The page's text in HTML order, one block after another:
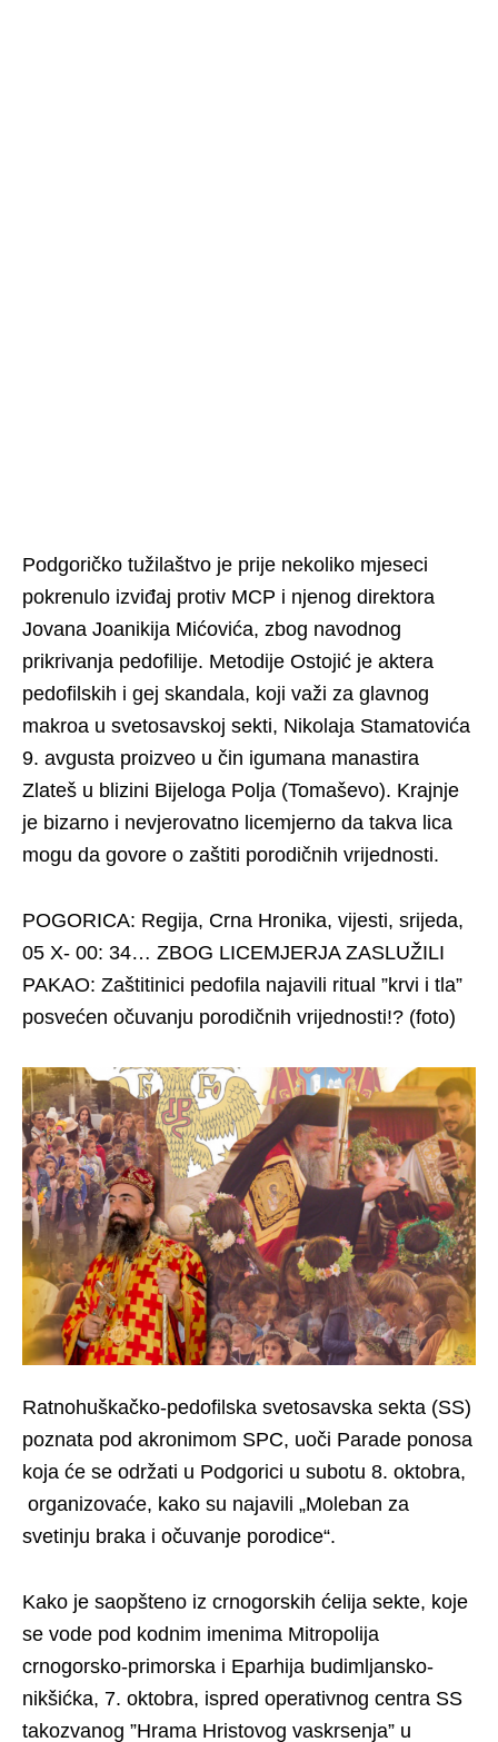
Podgoričko tužilaštvo je prije nekoliko mjeseci
pokrenulo izviđaj protiv MCP i njenog direktora
Jovana Joanikija Mićovića, zbog navodnog
prikrivanja pedofilije. Metodije Ostojić je aktera
pedofilskih i gej skandala, koji važi za glavnog
makroa u svetosavskoj sekti, Nikolaja Stamatovića
9. avgusta proizveo u čin igumana manastira
Zlateš u blizini Bijeloga Polja (Tomaševo). Krajnje
je bizarno i nevjerovatno licemjerno da takva lica
mogu da govore o zaštiti porodičnih vrijednosti.
POGORICA: Regija, Crna Hronika, vijesti, srijeda,
05 X- 00: 34… ZBOG LICEMJERJA ZASLUŽILI
PAKAO: Zaštitinici pedofila najavili ritual ”krvi i tla”
posvećen očuvanju porodičnih vrijednosti!? (foto)
Ratnohuškačko-pedofilska svetosavska sekta (SS)
poznata pod akronimom SPC, uoči Parade ponosa
koja će se održati u Podgorici u subotu 8. oktobra,
organizovaće, kako su najavili „Moleban za
svetinju braka i očuvanje porodice“.
Kako je saopšteno iz crnogorskih ćelija sekte, koje
se vode pod kodnim imenima Mitropolija
crnogorsko-primorska i Eparhija budimljansko-
nikšićka, 7. oktobra, ispred operativnog centra SS
takozvanog ”Hrama Hristovog vaskrsenja” u